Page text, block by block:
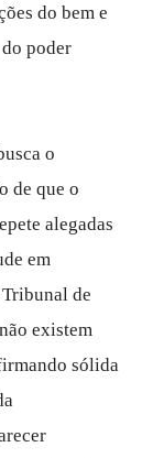
do bem e
poder
o
de que o
alegadas
em
de
existem
sólida